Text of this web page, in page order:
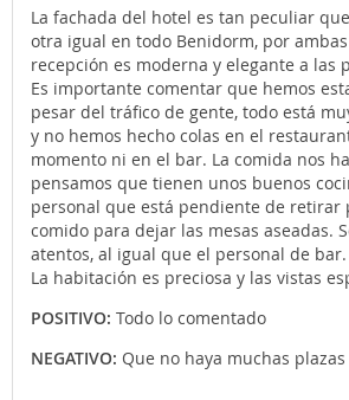
La fachada del hotel es tan peculiar
otra igual en todo Benidorm, por
recepción es moderna y elegante a las
Es importante comentar que hemos
pesar del tráfico de gente, todo está
y no hemos hecho colas en el
momento ni en el bar. La comida nos
pensamos que tienen unos buenos
personal que está pendiente de retirar
comido para dejar las mesas aseadas.
atentos, al igual que el personal de bar.
La habitación es preciosa y las vistas
POSITIVO: Todo lo comentado
NEGATIVO: Que no haya muchas